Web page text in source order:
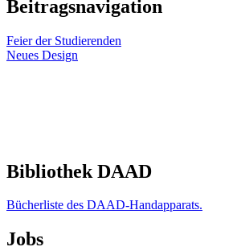
Beitragsnavigation
Feier der Studierenden
Neues Design
Bibliothek DAAD
Bücherliste des DAAD-Handapparats.
Jobs